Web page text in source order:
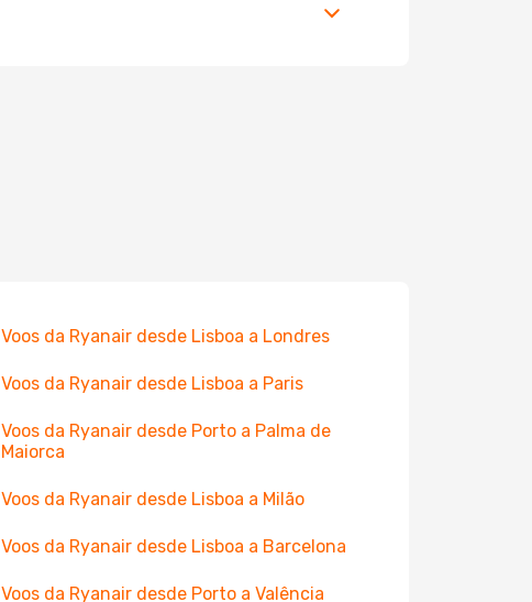
Voos da Ryanair desde Lisboa a Londres
Voos da Ryanair desde Lisboa a Paris
Voos da Ryanair desde Porto a Palma de
Maiorca
Voos da Ryanair desde Lisboa a Milão
Voos da Ryanair desde Lisboa a Barcelona
Voos da Ryanair desde Porto a Valência